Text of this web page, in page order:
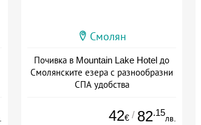
Смолян
Почивка в Mountain Lake Hotel до
Смолянските езера с разнообразни
СПА удобства
42€ / 82.15
лв.